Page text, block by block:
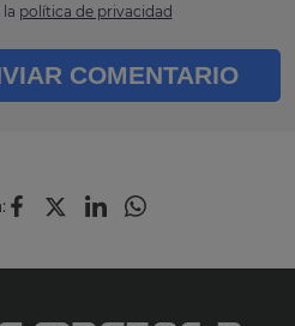
política de privacidad
COMENTARIO